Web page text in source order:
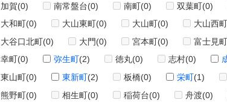
加賀(0) 南常盤台(0) 南町(0) 双葉町(0)
大和町(0) 大山東町(0) 大山町(0) 大山西町
大谷口北町(0) 大門(0) 宮本町(0) 富士見町
幸町(0) 弥生町(2) 徳丸(0) 志村(0)
東山町(0) 東新町(2) 板橋(0) 栄町(1)
熊野町(0) 相生町(0) 稲荷台(0) 舟渡(0)